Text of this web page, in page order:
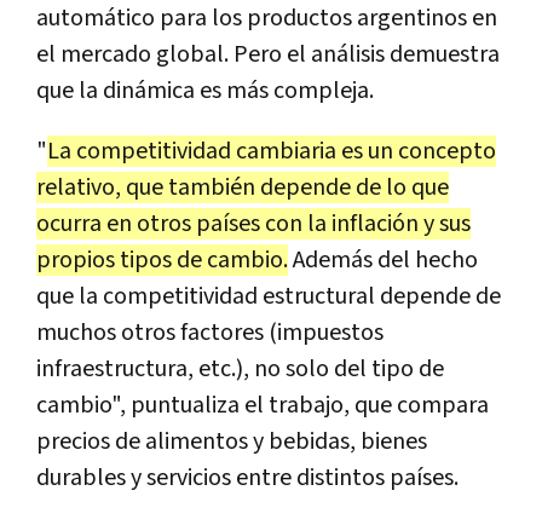
automático para los productos argentinos en
el mercado global. Pero el análisis demuestra
que la dinámica es más compleja.
"La competitividad cambiaria es un concepto
relativo, que también depende de lo que
ocurra en otros países con la inflación y sus
propios tipos de cambio.Además del hecho
que la competitividad estructural depende de
muchos otros factores (impuestos
infraestructura, etc.), no solo del tipo de
cambio", puntualiza el trabajo, que compara
precios de alimentos y bebidas, bienes
durables y servicios entre distintos países.